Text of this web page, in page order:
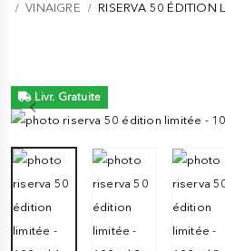
VINAIGRE
RISERVA 50 ÉDITION
Livr. Gratuite